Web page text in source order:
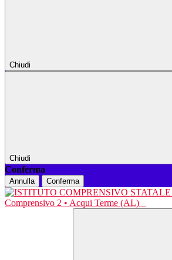
Chiudi
Chiudi
Conferma
Annulla Conferma
Comprensivo 2 • Acqui Terme (AL)